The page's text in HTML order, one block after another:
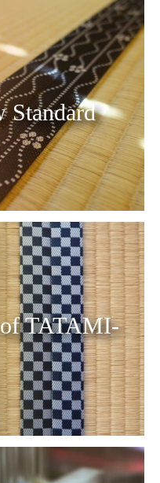
Standard
of TATAMI-